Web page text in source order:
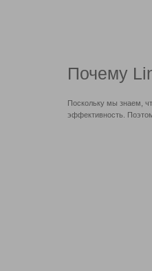
Почему
Поскольку мы знаем,
эффективность.